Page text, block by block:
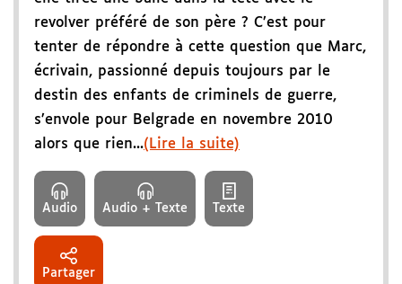
revolver préféré de son père ? C’est pour
tenter de répondre à cette question que Marc,
écrivain, passionné depuis toujours par le
destin des enfants de criminels de guerre,
s’envole pour Belgrade en novembre 2010
alors que rien...(Lire la suite)
Audio Audio + Texte Texte
Partager